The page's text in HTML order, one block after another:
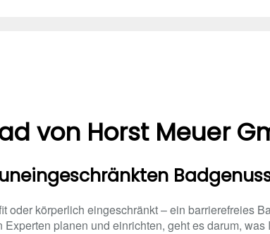
von Horst Meuer
oder körperlich eingeschränkt – ein barrierefreies
planen und einrichten, geht es darum,